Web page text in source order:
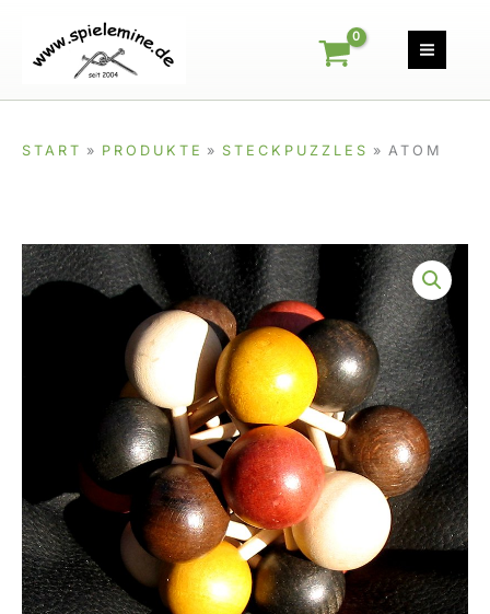
springen
START PRODUKTE STECKPUZZLES ATOM
Atom
Menge